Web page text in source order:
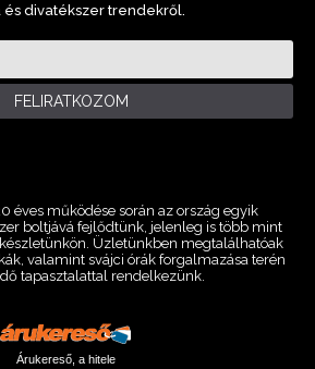
és divatékszer trendekről.
FELIRATKOZOM
éves működése során az ország egyik
boltjává fejlődtünk, jelenleg is több mint
Üzletünkben megtalálhatóak
valamint svájci órák forgalmazása terén
tapasztalattal rendelkezünk.
Árukereső, a hitele